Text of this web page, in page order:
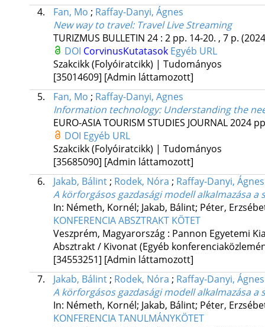
4.
Fan, Mo ; Raffay-Danyi, Ágnes
New way to travel: Travel Live Streaming
TURIZMUS BULLETIN 24: 2 pp. 14-20. , 7 p.
DOI CorvinusKutatasok Egyéb URL
Szakcikk (Folyóiratcikk) | Tudományos
[35014609] [Admin láttamozott]
5.
Fan, Mo ; Raffay-Danyi, Agnes
Information technology: Understanding the
EURO-ASIA TOURISM STUDIES JOURNAL2024
DOI Egyéb URL
Szakcikk (Folyóiratcikk) | Tudományos
[35685090] [Admin láttamozott]
6.
Jakab, Bálint; Rodek, Nóra ; Raffay-Danyi, Ágnes
A körforgásos gazdasági modell alkalmazása a
In: Németh, Kornél; Jakab, Bálint; Péter,
KONFERENCIA ABSZTRAKT KÖTET
Veszprém, Magyarország : Pannon Egyetemi
Absztrakt / Kivonat (Egyéb
[34553251] [Admin láttamozott]
7.
Jakab, Bálint; Rodek, Nóra ; Raffay-Danyi, Ágnes
A körforgásos gazdasági modell alkalmazása a
In: Németh, Kornél; Jakab, Bálint; Péter,
KONFERENCIA TANULMÁNYKÖTET